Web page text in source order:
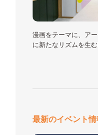
漫画をテーマに、ア
に新たなリズムを生
最新のイベント